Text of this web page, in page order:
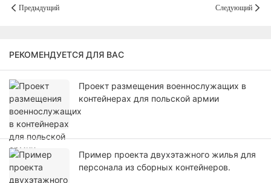
Предыдущий Следующий
РЕКОМЕНДУЕТСЯ ДЛЯ ВАС
Проект размещения военнослужащих в
контейнерах для польской армии
Пример проекта двухэтажного жилья для
персонала из сборных контейнеров.